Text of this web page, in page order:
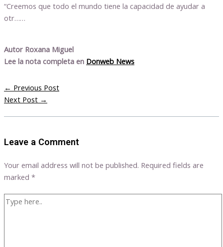
“Creemos que todo el mundo tiene la capacidad de ayudar a
otr……
Autor Roxana Miguel
Lee la nota completa en Donweb News
← Previous Post
Next Post →
Leave a Comment
Your email address will not be published. Required fields are
marked *
Type